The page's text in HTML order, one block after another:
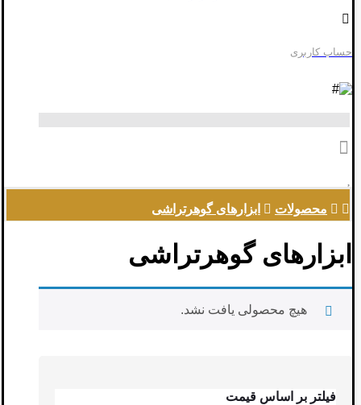
حساب کاربری
محصولات ابزارهای گوهرتراشی
ابزارهای گوهرتراشی
هیچ محصولی یافت نشد.
فیلتر بر اساس قیمت